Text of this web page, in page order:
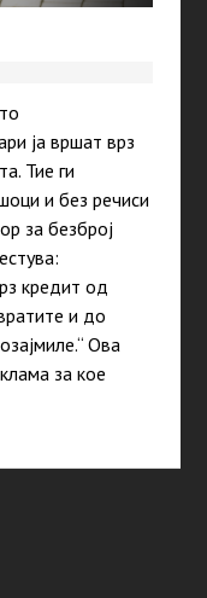
ја вршат врз
Тие ги
и без речиси
за безброј
кредит од
и до
Ова
за кое